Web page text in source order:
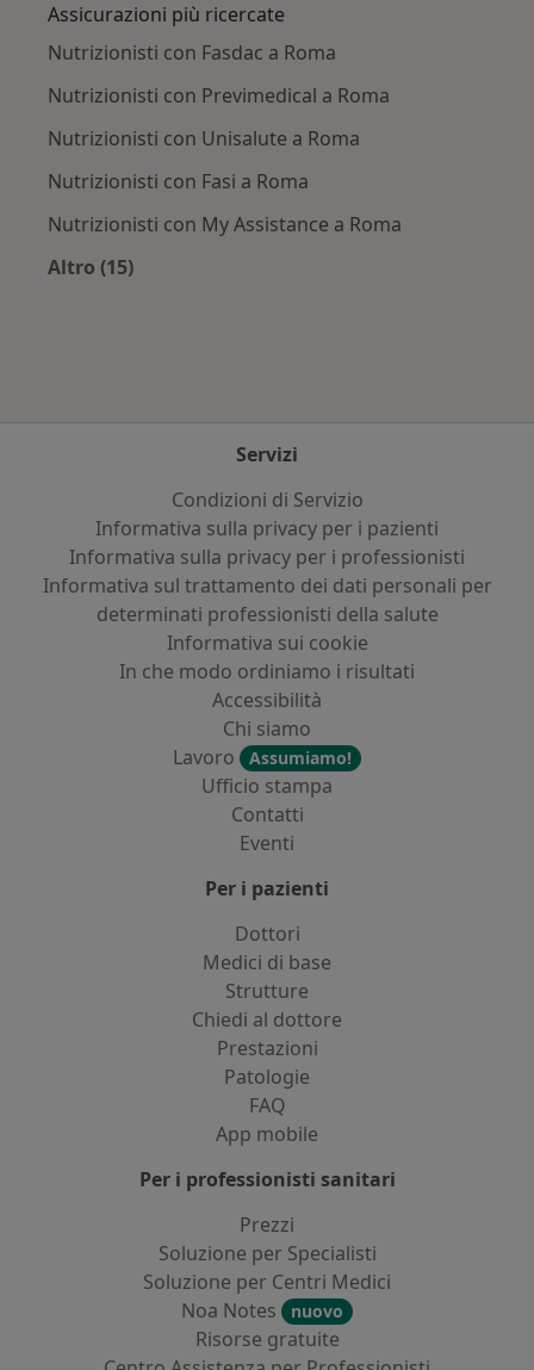
Assicurazioni più ricercate
Nutrizionisti con Fasdac a Roma
Nutrizionisti con Previmedical a Roma
Nutrizionisti con Unisalute a Roma
Nutrizionisti con Fasi a Roma
Nutrizionisti con My Assistance a Roma
Altro (15)
Servizi
Condizioni di Servizio
Informativa sulla privacy per i pazienti
Informativa sulla privacy per i professionisti
Informativa sul trattamento dei dati personali per
determinati professionisti della salute
Informativa sui cookie
In che modo ordiniamo i risultati
Accessibilità
Chi siamo
Lavoro
Assumiamo!
Ufficio stampa
Contatti
Eventi
Per i pazienti
Dottori
Medici di base
Strutture
Chiedi al dottore
Prestazioni
Patologie
FAQ
App mobile
Per i professionisti sanitari
Prezzi
Soluzione per Specialisti
Soluzione per Centri Medici
Noa Notes
nuovo
Risorse gratuite